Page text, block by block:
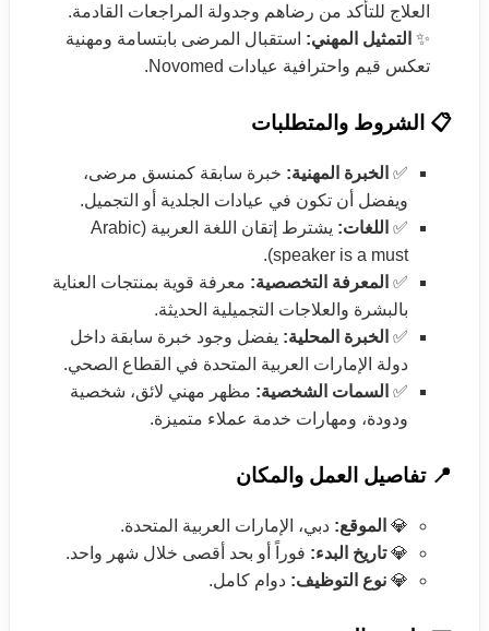
العلاج للتأكد من رضاهم وجدولة المراجعات القادمة.
✨ التمثيل المهني: استقبال المرضى بابتسامة ومهنية
تعكس قيم واحترافية عيادات Novomed.
📋 الشروط والمتطلبات
✅ الخبرة المهنية: خبرة سابقة كمنسق مرضى،
ويفضل أن تكون في عيادات الجلدية أو التجميل.
✅ اللغات:
يشترط إتقان اللغة العربية (Arabic
speaker is a must).
✅ المعرفة التخصصية: معرفة قوية بمنتجات العناية
بالبشرة والعلاجات التجميلية الحديثة.
✅ الخبرة المحلية: يفضل وجود خبرة سابقة داخل
دولة الإمارات العربية المتحدة في القطاع الصحي.
✅ السمات الشخصية: مظهر مهني لائق، شخصية
ودودة، ومهارات خدمة عملاء متميزة.
📍 تفاصيل العمل والمكان
💎 الموقع: دبي، الإمارات العربية المتحدة.
💎تاريخ البدء: فوراً أو بحد أقصى خلال شهر واحد.
💎 نوع التوظيف: دوام كامل.